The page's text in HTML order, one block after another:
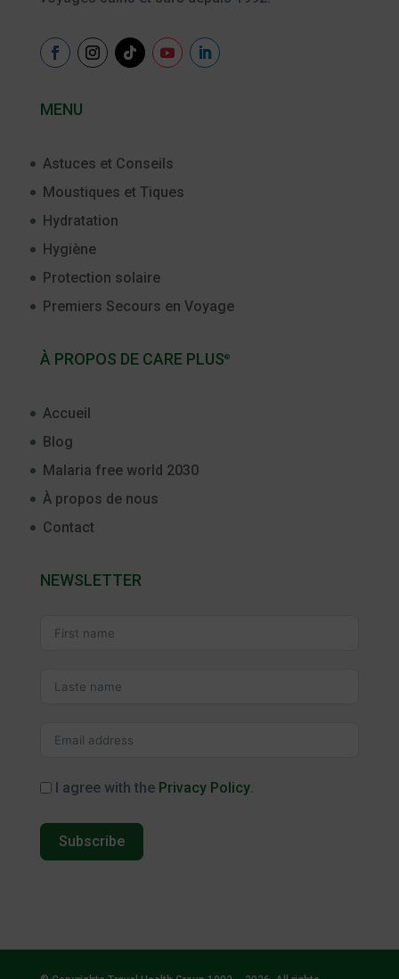
MENU
Astuces et Conseils
Moustiques et Tiques
Hydratation
Hygiène
Protection solaire
Premiers Secours en Voyage
À PROPOS DE CARE PLUS®
Accueil
Blog
Malaria free world 2030
À propos de nous
Contact
NEWSLETTER
I agree with the Privacy Policy.
Subscribe